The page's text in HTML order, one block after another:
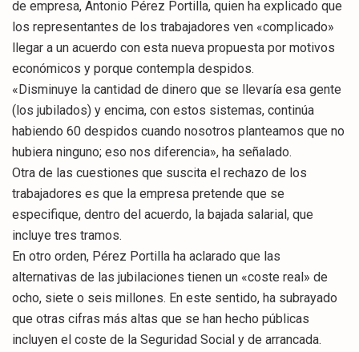
de empresa, Antonio Pérez Portilla, quien ha explicado que
los representantes de los trabajadores ven «complicado»
llegar a un acuerdo con esta nueva propuesta por motivos
económicos y porque contempla despidos.
«Disminuye la cantidad de dinero que se llevaría esa gente
(los jubilados) y encima, con estos sistemas, continúa
habiendo 60 despidos cuando nosotros planteamos que no
hubiera ninguno; eso nos diferencia», ha señalado.
Otra de las cuestiones que suscita el rechazo de los
trabajadores es que la empresa pretende que se
especifique, dentro del acuerdo, la bajada salarial, que
incluye tres tramos.
En otro orden, Pérez Portilla ha aclarado que las
alternativas de las jubilaciones tienen un «coste real» de
ocho, siete o seis millones. En este sentido, ha subrayado
que otras cifras más altas que se han hecho públicas
incluyen el coste de la Seguridad Social y de arrancada.